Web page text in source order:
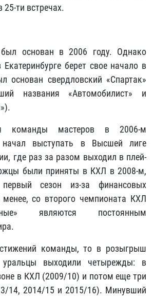
25-ти встречах.
был основан в 2006 году. Однако
Екатеринбурге берет свое начало в
основан свердловский «Спартак»
названия «Автомобилист» и
команды мастеров в 2006-м
начал выступать в Высшей лиге
где раз за разом выходил в плей-
были приняты в КХЛ в 2008-м,
сезон из-за финансовых
со второго чемпионата КХЛ
являются постоянным
команды, то в розыгрыш
уральцы выходили четырежды: в
в КХЛ (2009/10) и потом еще три
14, 2014/15 и 2015/16). Минувший